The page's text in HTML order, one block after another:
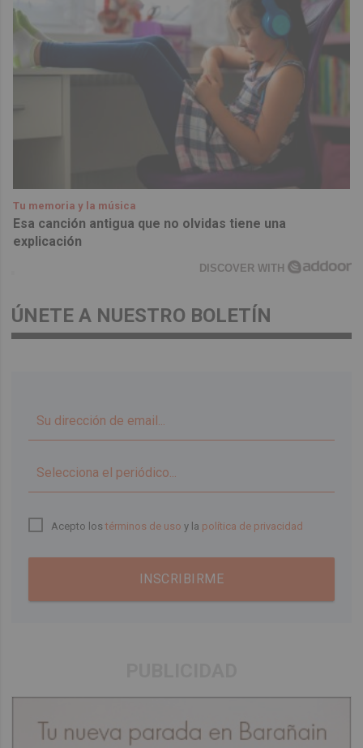
Tu memoria y la música
Esa canción antigua que no olvidas tiene una
explicación
DISCOVER WITH
ÚNETE A NUESTRO BOLETÍN
Acepto lostérminos de uso y la política de privacidad
INSCRIBIRME